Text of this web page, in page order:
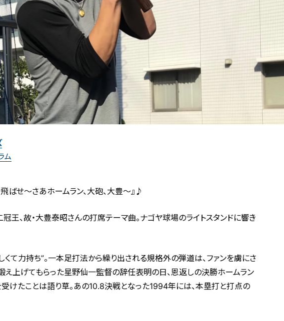
ム
ばせ～さあホームラン、大砲、大豊～』♪
王、故・大豊泰昭さんの打席テーマ曲。ナゴヤ球場のライトスタンドに響き
くて力持ち”。一本足打法から繰り出される規格外の弾道は、ファンを虜にさ
え上げてもらった星野仙一監督の辞任表明の日、恩返しの決勝ホームラン
けたことは語り草。あの10.8決戦となった1994年には、本塁打と打点の